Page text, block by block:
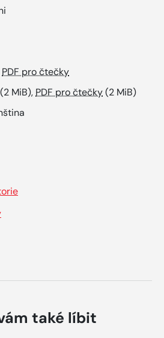
PDF pro čtečky
(2 MiB), PDF pro čtečky(2 MiB)
také líbit